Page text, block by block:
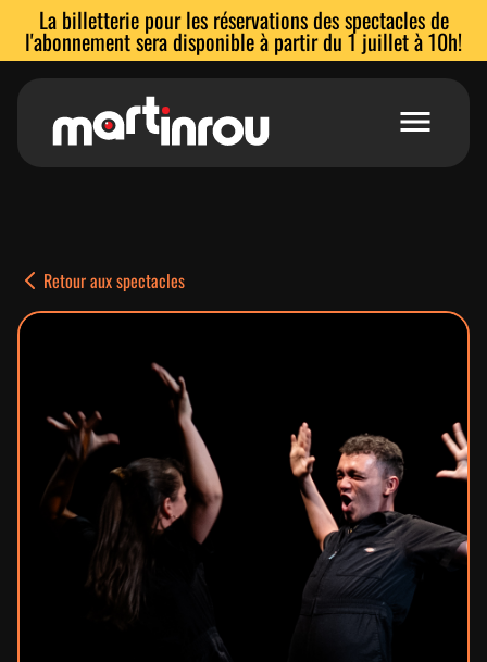
La billetterie pour les réservations des spectacles de
l'abonnement sera disponible à partir du 1 juillet à 10h!
Abonnements
Location de salles
L’équipe
Espace enseignants
Mécénat
Contact
Retour aux spectacles